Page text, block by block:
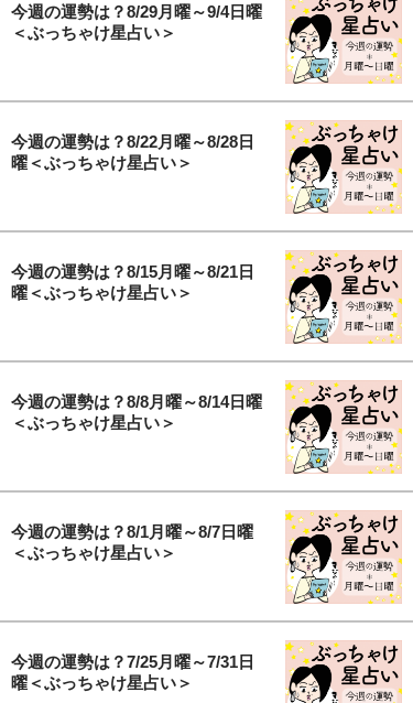
今週の運勢は？8/29月曜～9/4日曜
＜ぶっちゃけ星占い＞
今週の運勢は？8/22月曜～8/28日
曜＜ぶっちゃけ星占い＞
今週の運勢は？8/15月曜～8/21日
曜＜ぶっちゃけ星占い＞
今週の運勢は？8/8月曜～8/14日曜
＜ぶっちゃけ星占い＞
今週の運勢は？8/1月曜～8/7日曜
＜ぶっちゃけ星占い＞
今週の運勢は？7/25月曜～7/31日
曜＜ぶっちゃけ星占い＞